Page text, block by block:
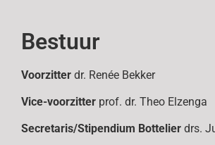
Bestuur
Voorzitter dr. Renée Bekker
Vice-voorzitter prof. dr. Theo Elzenga
Secretaris/Stipendium Bottelier drs.